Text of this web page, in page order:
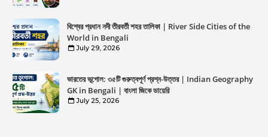
বিশ্বের প্রধান নদী তীরবর্তী শহর তালিকা | River Side Cities of the
World in Bengali
July 29, 2026
ভারতের ভূগোল: ৩৫টি গুরুত্বপূর্ণ প্রশ্ন-উত্তর | Indian Geography
GK in Bengali | বাংলা জিকে ডায়েরি
July 25, 2026